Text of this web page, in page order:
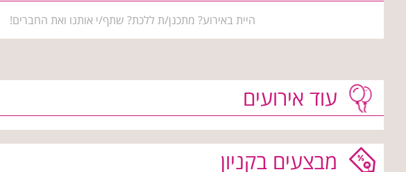
היית באירוע? מתכנן/ת ללכת? שתף/י אותנו ואת החברים!
עוד אירועים
מבצעים בקניון